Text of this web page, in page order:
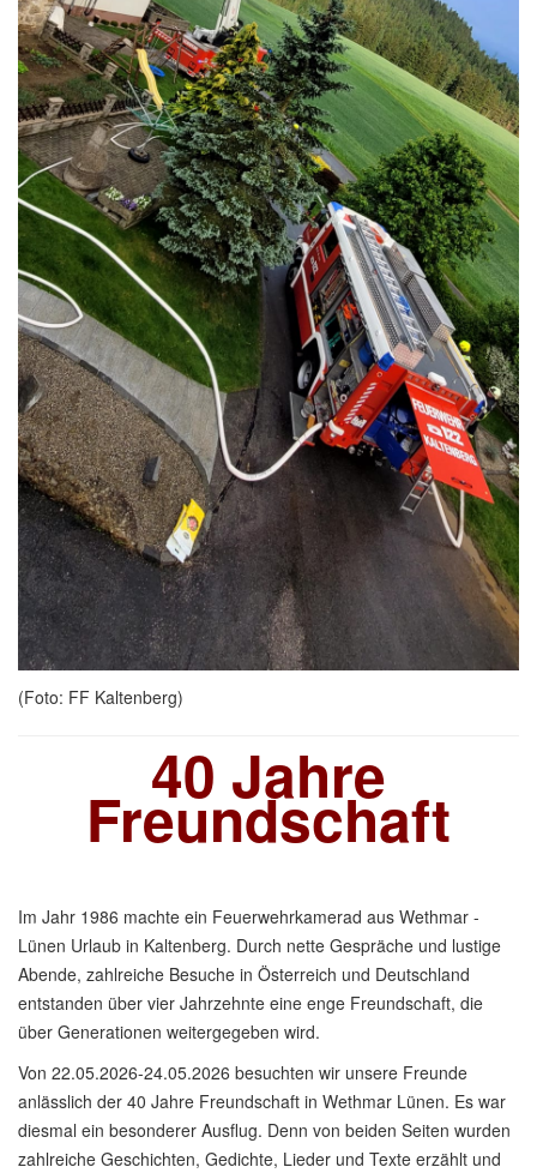
(Foto: FF Kaltenberg)
40 Jahre
Freundschaft
Im Jahr 1986 machte ein Feuerwehrkamerad aus Wethmar -
Lünen Urlaub in Kaltenberg. Durch nette Gespräche und lustige
Abende, zahlreiche Besuche in Österreich und Deutschland
entstanden über vier Jahrzehnte eine enge Freundschaft, die
über Generationen weitergegeben wird.
Von 22.05.2026-24.05.2026 besuchten wir unsere Freunde
anlässlich der 40 Jahre Freundschaft in Wethmar Lünen. Es war
diesmal ein besonderer Ausflug. Denn von beiden Seiten wurden
zahlreiche Geschichten, Gedichte, Lieder und Texte erzählt und